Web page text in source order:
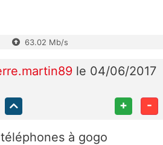
63.02 Mb/s
le 04/06/2017
+ -
à gogo